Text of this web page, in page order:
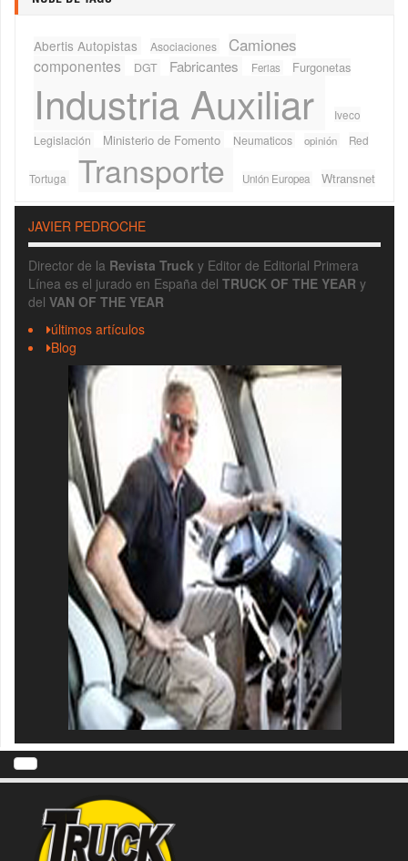
Abertis Autopistas Asociaciones Camiones
componentes DGT Fabricantes Ferias Furgonetas
Industria Auxiliar
Iveco
Legislación
Ministerio de Fomento Neumaticos opinión Red
Tortuga Transporte Unión Europea Wtransnet
JAVIER PEDROCHE
Director de la Revista Truck y Editor de Editorial Primera
Línea es el jurado en España del TRUCK OF THE YEAR y
del VAN OF THE YEAR
últimos artículos
Blog